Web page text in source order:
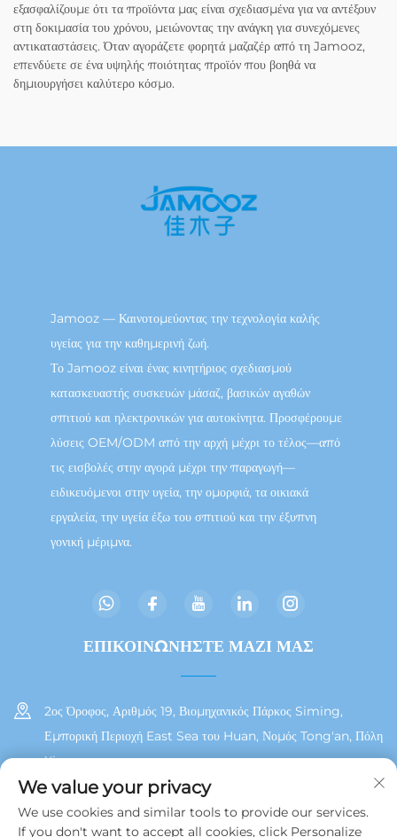
εξασφαλίζουμε ότι τα προϊόντα μας είναι σχεδιασμένα για να αντέξουν
στη δοκιμασία του χρόνου, μειώνοντας την ανάγκη για συνεχόμενες
αντικαταστάσεις. Όταν αγοράζετε φορητά μαζαζέρ από τη Jamooz,
επενδύετε σε ένα υψηλής ποιότητας προϊόν που βοηθά να
δημιουργήσει καλύτερο κόσμο.
Jamooz — Καινοτομεύοντας την τεχνολογία καλής
υγείας για την καθημερινή ζωή.
Το Jamooz είναι ένας κινητήριος σχεδιασμού
κατασκευαστής συσκευών μάσαζ, βασικών αγαθών
σπιτιού και ηλεκτρονικών για αυτοκίνητα. Προσφέρουμε
λύσεις OEM/ODM από την αρχή μέχρι το τέλος—από
τις εισβολές στην αγορά μέχρι την παραγωγή—
ειδικευόμενοι στην υγεία, την ομορφιά, τα οικιακά
εργαλεία, την υγεία έξω του σπιτιού και την έξυπνη
γονική μέριμνα.
ΕΠΙΚΟΙΝΩΝΗΣΤΕ ΜΑΖΙ ΜΑΣ
2ος Όροφος, Αριθμός 19, Βιομηχανικός Πάρκος Siming,
Εμπορική Περιοχή East Sea του Huan, Νομός Tong'an, Πόλη
Xiamen
+86 13215929911
We value your privacy
We use cookies and similar tools to provide our services.
If you don't want to accept all cookies, click Personalize